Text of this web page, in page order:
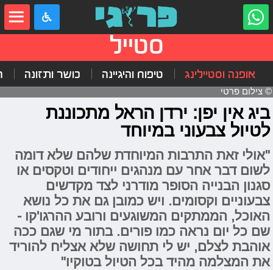
סטייל
אופנה וסטיילינג טיפוח והיגיינה כושר ותזונה
© צילום פרטי
ביג אין יפן: ירדן הראל מתכוננת
לטיול צבעוני במיוחד
"אולי זאת התרבות המיוחדת שלהם שלא דומה
לשום דבר אחר עם מנהגים ייחודים וטקסים או
סגנון הבנייה הסופר מודרני לצד מקדשים
צבעוניים וקסומים. ויש כמובן גם את כל נושא
האוכל, הממתקים המשוגעים ורובע ההרגו'קו -
שם כל יום נראה כמו פורים. בתור מי שגם ככה
אוהבת לצלם, יש לי תחושה שלא אצליח להוריד
את המצלמה מהיד בכל הטיול בטוקיו"